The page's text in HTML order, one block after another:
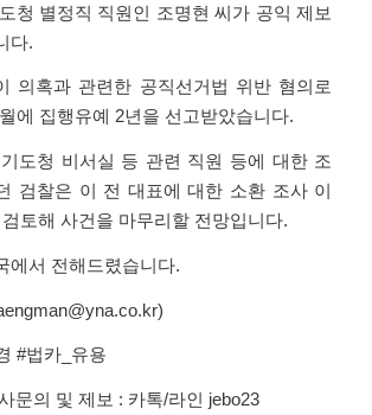
청 별정직 직원인 조명현 씨가 공익 제보
다.
의혹과 관련한 공직선거법 위반 혐의로
에 집행유예 2년을 선고받았습니다.
도청 비서실 등 관련 직원 등에 대한 조
검찰은 이 전 대표에 대한 소환 조사 이
토해 사건을 마무리할 전망입니다.
에서 전해드렸습니다.
#법카_유용
문의 및 제보 : 카톡/라인 jebo23